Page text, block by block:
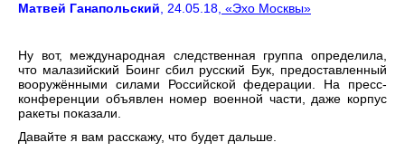
Матвей Ганапольский, 24.05.18, «Эхо Москвы»
Ну вот, международная следственная группа определила,
что малазийский Боинг сбил русский Бук, предоставленный
вооружёнными силами Российской федерации. На пресс-
конференции объявлен номер военной части, даже корпус
ракеты показали.
Давайте я вам расскажу, что будет дальше.